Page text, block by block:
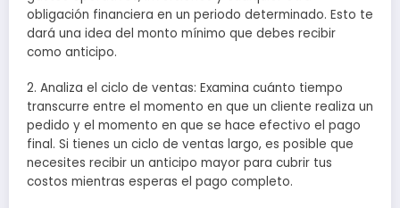
obligación financiera en un periodo determinado. Esto te
dará una idea del monto mínimo que debes recibir
como anticipo.
2. Analiza el ciclo de ventas: Examina cuánto tiempo
transcurre entre el momento en que un cliente realiza un
pedido y el momento en que se hace efectivo el pago
final. Si tienes un ciclo de ventas largo, es posible que
necesites recibir un anticipo mayor para cubrir tus
costos mientras esperas el pago completo.